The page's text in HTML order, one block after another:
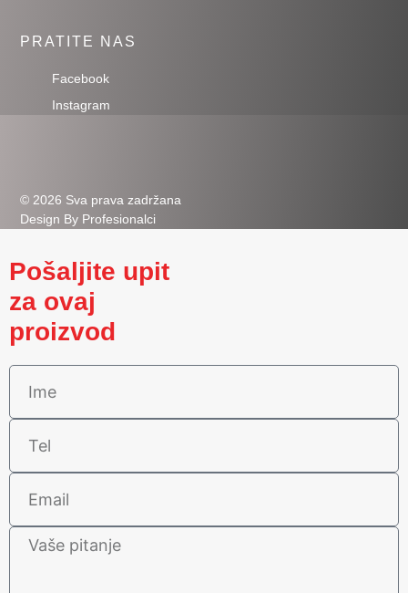
PRATITE NAS
Facebook
Instagram
© 2026 Sva prava zadržana
Design By Profesionalci
Pošaljite upit
za ovaj
proizvod